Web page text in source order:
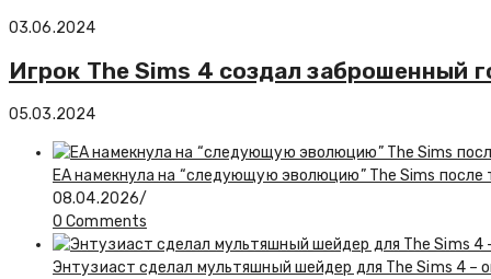
03.06.2024
Игрок The Sims 4 создал заброшенный
05.03.2024
EA намекнула на “следующую эволюцию” The Sims после
08.04.2026/
0 Comments
Энтузиаст сделал мультяшный шейдер для The Sims 4 –